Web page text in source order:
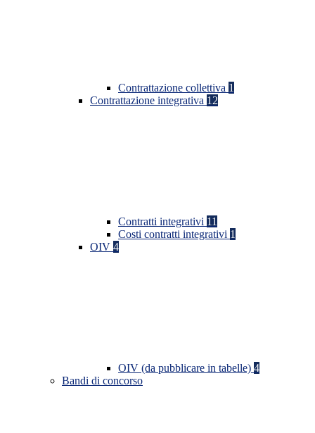
Contrattazione collettiva 1
Contrattazione integrativa 12
Contratti integrativi 11
Costi contratti integrativi 1
OIV 4
OIV (da pubblicare in tabelle) 4
Bandi di concorso